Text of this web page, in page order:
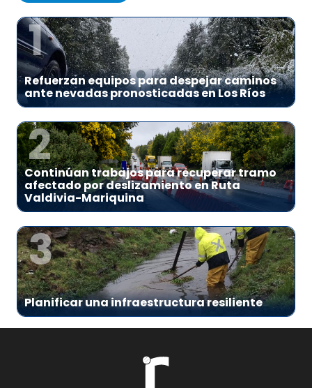
1
Refuerzan equipos para despejar caminos
ante nevadas pronosticadas en Los Ríos
2
Continúan trabajos para recuperar tramo
afectado por deslizamiento en Ruta
Valdivia-Mariquina
3
Planificar una infraestructura resiliente